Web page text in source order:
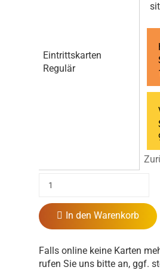
Eintrittskarten
Regulär
In den Warenkorb
Falls online keine Karten
rufen Sie uns bitte an, ggf.